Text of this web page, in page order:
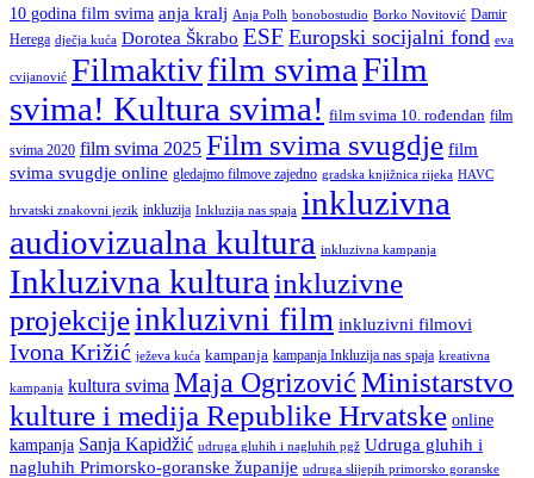
10 godina film svima anja kralj Anja Polh bonobostudio Borko Novitović Damir
Herega dječja kuća Dorotea Škrabo ESF Europski socijalni fond eva
cvijanović Filmaktivfilm svimaFilm
svima! Kultura svima! film svima 10. rođendan film
svima 2020 film svima 2025 Film svima svugdje film
svima svugdje online gledajmo filmove zajedno gradska knjižnica rijeka HAVC
hrvatski znakovni jezik inkluzija Inkluzija nas spaja inkluzivna
audiovizualna kultura inkluzivna kampanja
Inkluzivna kultura inkluzivne
projekcijeinkluzivni film inkluzivni filmovi
Ivona Križić ježeva kuća kampanja kampanja Inkluzija nas spaja kreativna
kampanja kultura svima Maja OgrizovićMinistarstvo
kulture i medija Republike Hrvatske online
kampanja Sanja Kapidžić udruga gluhih i nagluhih pgž Udruga gluhih i
nagluhih Primorsko-goranske županije udruga slijepih primorsko goranske